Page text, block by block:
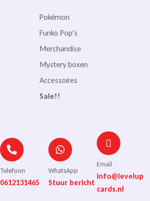
Pokémon
Funko Pop's
Merchandise
Mystery boxen
Accessoires
Sale!!
Telefoon
0612131465
WhatsApp
Stuur bericht
Email
info@levelup
cards.nl